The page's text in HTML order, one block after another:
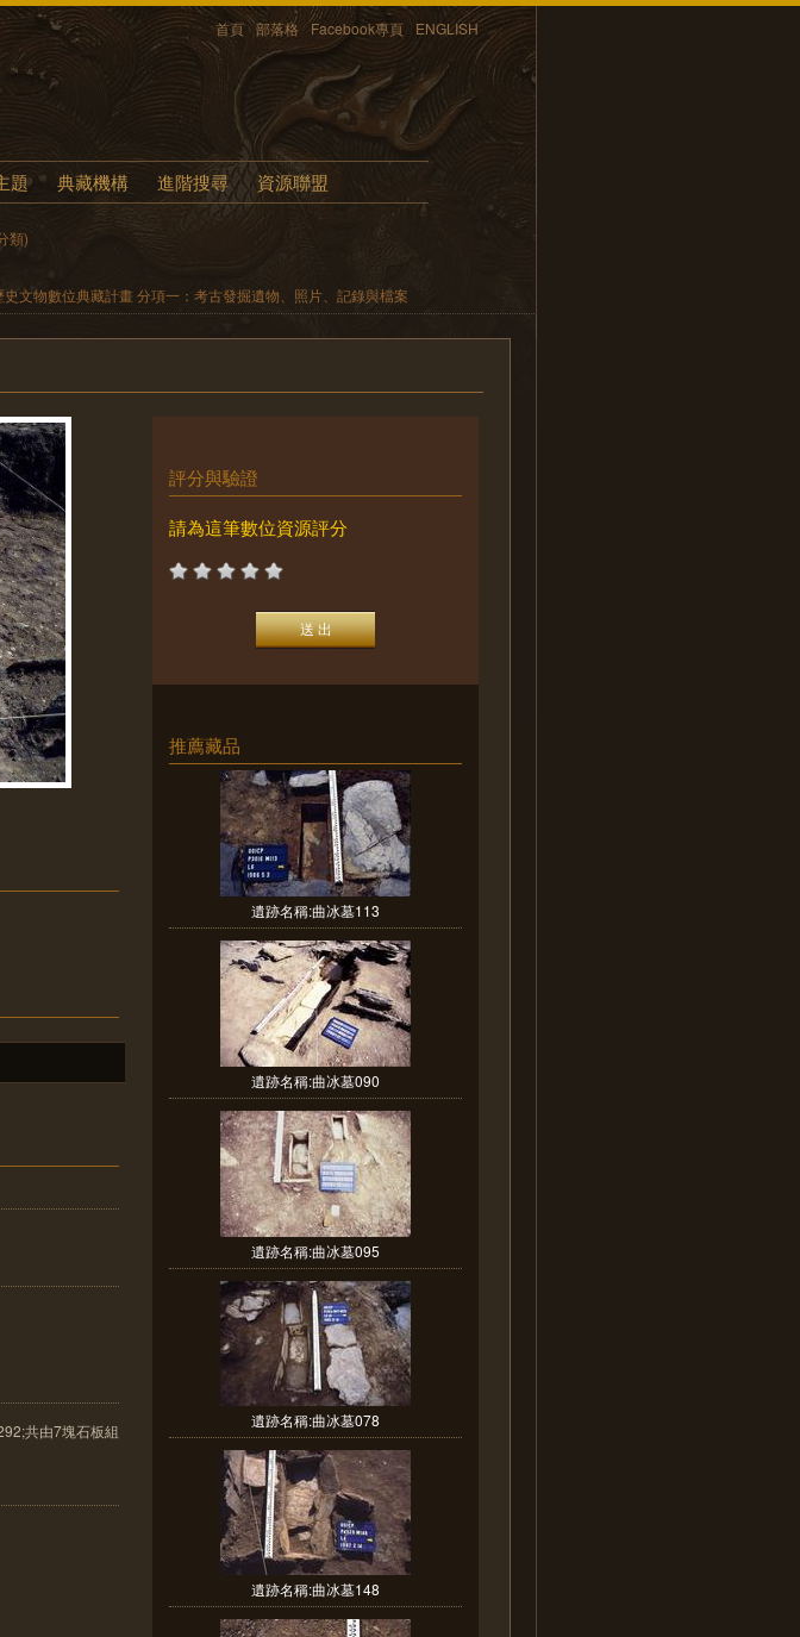
首頁 部落格 Facebook專頁 ENGLISH
題 典藏機構 進階搜尋 資源聯盟
類)
史文物數位典藏計畫 分項一：考古發掘遺物、照片、記錄與檔案
共由7塊石板組
評分與驗證
請為這筆數位資源評分
推薦藏品
遺跡名稱:曲冰墓113
遺跡名稱:曲冰墓090
遺跡名稱:曲冰墓095
遺跡名稱:曲冰墓078
遺跡名稱:曲冰墓148